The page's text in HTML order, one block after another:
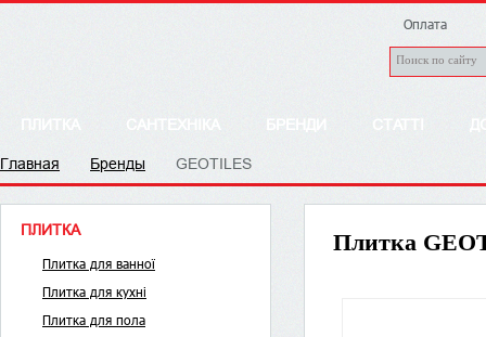
Оплата
ПЛИТКА САНТЕХНІКА БРЕНДИ СТАТТІ
Главная Бренды GEOTILES
ПЛИТКА
Плитка для ванної
Плитка для кухні
Плитка для пола
Плитка